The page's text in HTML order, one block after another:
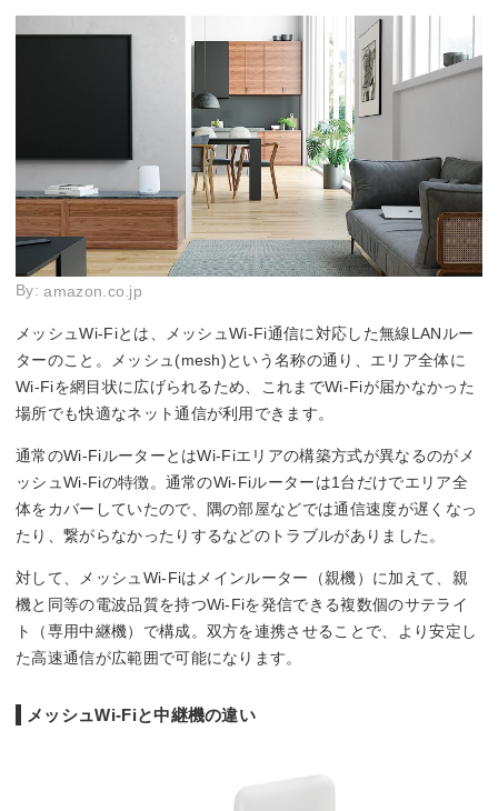
By:amazon.co.jp
メッシュWi-Fiとは、メッシュWi-Fi通信に対応した無線LANルー
ターのこと。メッシュ(mesh)という名称の通り、エリア全体に
Wi-Fiを網目状に広げられるため、これまでWi-Fiが届かなかった
場所でも快適なネット通信が利用できます。
通常のWi-FiルーターとはWi-Fiエリアの構築方式が異なるのがメ
ッシュWi-Fiの特徴。通常のWi-Fiルーターは1台だけでエリア全
体をカバーしていたので、隅の部屋などでは通信速度が遅くなっ
たり、繋がらなかったりするなどのトラブルがありました。
対して、メッシュWi-Fiはメインルーター（親機）に加えて、親
機と同等の電波品質を持つWi-Fiを発信できる複数個のサテライ
ト（専用中継機）で構成。双方を連携させることで、より安定し
た高速通信が広範囲で可能になります。
メッシュWi-Fiと中継機の違い